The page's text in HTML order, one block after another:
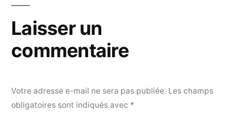
l’article
Laisser un
commentaire
Votre adresse e-mail ne sera pas publiée. Les champs
obligatoires sont indiqués avec *